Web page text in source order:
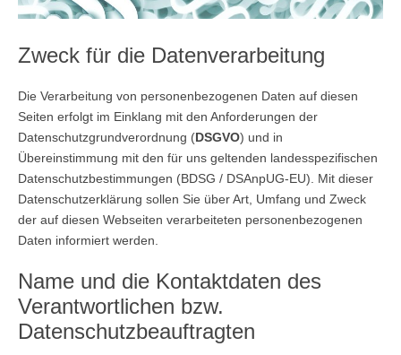
Zweck für die Datenverarbeitung
Die Verarbeitung von personenbezogenen Daten auf diesen
Seiten erfolgt im Einklang mit den Anforderungen der
Datenschutzgrundverordnung (DSGVO) und in
Übereinstimmung mit den für uns geltenden landesspezifischen
Datenschutzbestimmungen (BDSG / DSAnpUG-EU). Mit dieser
Datenschutzerklärung sollen Sie über Art, Umfang und Zweck
der auf diesen Webseiten verarbeiteten personenbezogenen
Daten informiert werden.
Name und die Kontaktdaten des
Verantwortlichen bzw.
Datenschutzbeauftragten